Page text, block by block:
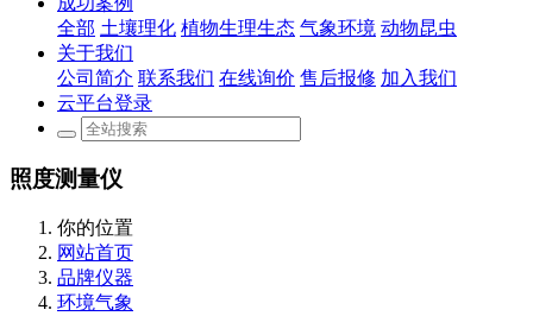
全部 土壤理化 植物生理生态 气象环境 动物昆虫
关于我们
公司简介 联系我们 在线询价 售后报修 加入我们
云平台登录
照度测量仪
你的位置
网站首页
品牌仪器
环境气象